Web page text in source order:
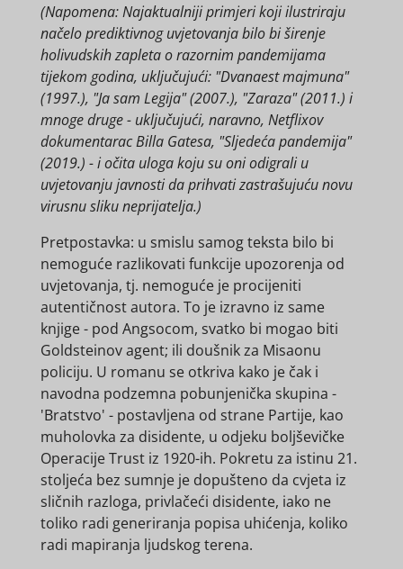
(Napomena: Najaktualniji primjeri koji ilustriraju
načelo prediktivnog uvjetovanja bilo bi širenje
holivudskih zapleta o razornim pandemijama
tijekom godina, uključujući: "Dvanaest majmuna"
(1997.), "Ja sam Legija" (2007.), "Zaraza" (2011.) i
mnoge druge - uključujući, naravno, Netflixov
dokumentarac Billa Gatesa, "Sljedeća pandemija"
(2019.) - i očita uloga koju su oni odigrali u
uvjetovanju javnosti da prihvati zastrašujuću novu
virusnu sliku neprijatelja.)
Pretpostavka: u smislu samog teksta bilo bi
nemoguće razlikovati funkcije upozorenja od
uvjetovanja, tj. nemoguće je procijeniti
autentičnost autora. To je izravno iz same
knjige - pod Angsocom, svatko bi mogao biti
Goldsteinov agent; ili doušnik za Misaonu
policiju. U romanu se otkriva kako je čak i
navodna podzemna pobunjenička skupina -
'Bratstvo' - postavljena od strane Partije, kao
muholovka za disidente, u odjeku boljševičke
Operacije Trust iz 1920-ih. Pokretu za istinu 21.
stoljeća bez sumnje je dopušteno da cvjeta iz
sličnih razloga, privlačeći disidente, iako ne
toliko radi generiranja popisa uhićenja, koliko
radi mapiranja ljudskog terena.